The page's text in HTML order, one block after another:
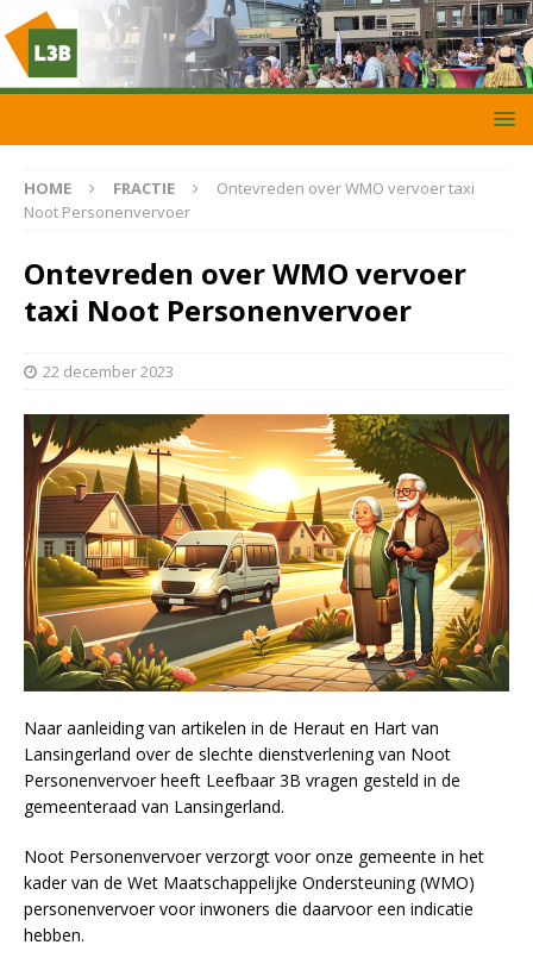
HOME FRACTIE
Ontevreden over WMO vervoer taxi
Noot Personenvervoer
Ontevreden over WMO vervoer
taxi Noot Personenvervoer
22 december 2023
Naar aanleiding van artikelen in de Heraut en Hart van
Lansingerland over de slechte dienstverlening van Noot
Personenvervoer heeft Leefbaar 3B vragen gesteld in de
gemeenteraad van Lansingerland.
Noot Personenvervoer verzorgt voor onze gemeente in het
kader van de Wet Maatschappelijke Ondersteuning (WMO)
personenvervoer voor inwoners die daarvoor een indicatie
hebben.